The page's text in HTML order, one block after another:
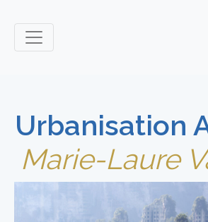
Urbanisation
Marie-Laure